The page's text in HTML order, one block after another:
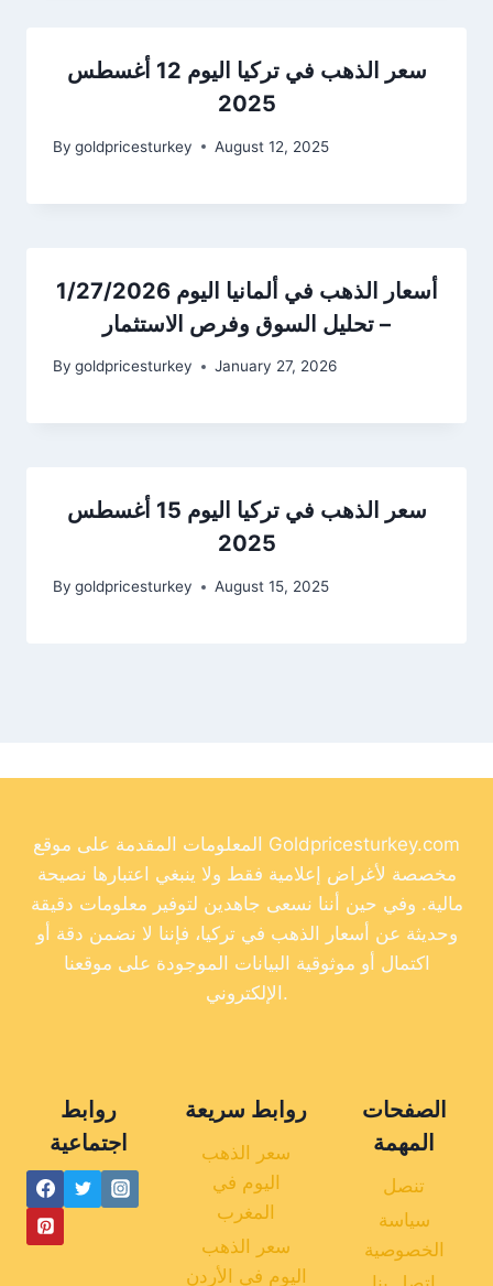
سعر الذهب في تركيا اليوم 12 أغسطس
2025
By goldpricesturkey August 12, 2025
أسعار الذهب في ألمانيا اليوم 1/27/2026
– تحليل السوق وفرص الاستثمار
By goldpricesturkey January 27, 2026
سعر الذهب في تركيا اليوم 15 أغسطس
2025
By goldpricesturkey August 15, 2025
المعلومات المقدمة على موقع Goldpricesturkey.com
مخصصة لأغراض إعلامية فقط ولا ينبغي اعتبارها نصيحة
مالية. وفي حين أننا نسعى جاهدين لتوفير معلومات دقيقة
وحديثة عن أسعار الذهب في تركيا، فإننا لا نضمن دقة أو
اكتمال أو موثوقية البيانات الموجودة على موقعنا
الإلكتروني.
روابط
اجتماعية
روابط سريعة
سعر الذهب
اليوم في
المغرب
سعر الذهب
اليوم في الأردن
الصفحات
المهمة
تنصل
سياسة
الخصوصية